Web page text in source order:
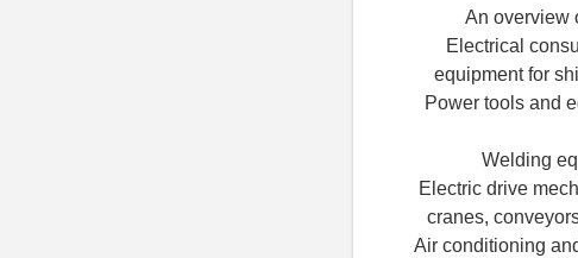
An overview
Electrical
equipment for
Power tools and
Welding
Electric drive
cranes,
Air conditioning